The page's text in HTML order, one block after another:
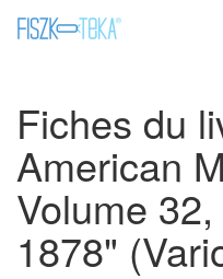
Fiches du
American
Volume
1878"